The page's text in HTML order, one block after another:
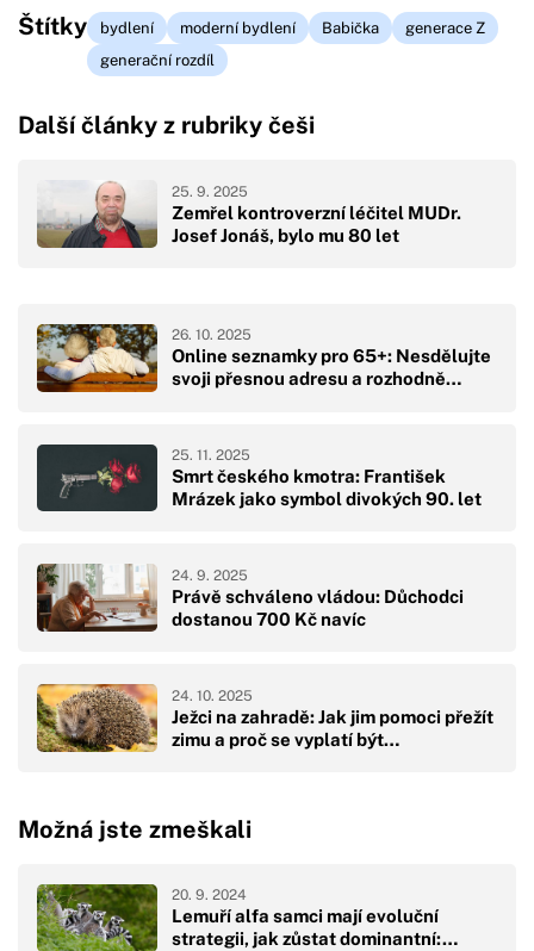
Štítky bydlení moderní bydlení Babička
generace Z
generační rozdíl
Další články z rubriky češi
Zemřel kontroverzní léčitel MUDr.
Josef Jonáš, bylo mu 80 let
25. 9. 2025
Online seznamky pro 65+: Nesdělujte
svoji přesnou adresu a rozhodně…
26. 10. 2025
Smrt českého kmotra: František
Mrázek jako symbol divokých 90. let
25. 11. 2025
Právě schváleno vládou: Důchodci
dostanou 700 Kč navíc
24. 9. 2025
Ježci na zahradě: Jak jim pomoci přežít
zimu a proč se vyplatí být…
24. 10. 2025
Možná jste zmeškali
Lemuří alfa samci mají evoluční
strategii, jak zůstat dominantní:…
20. 9. 2024